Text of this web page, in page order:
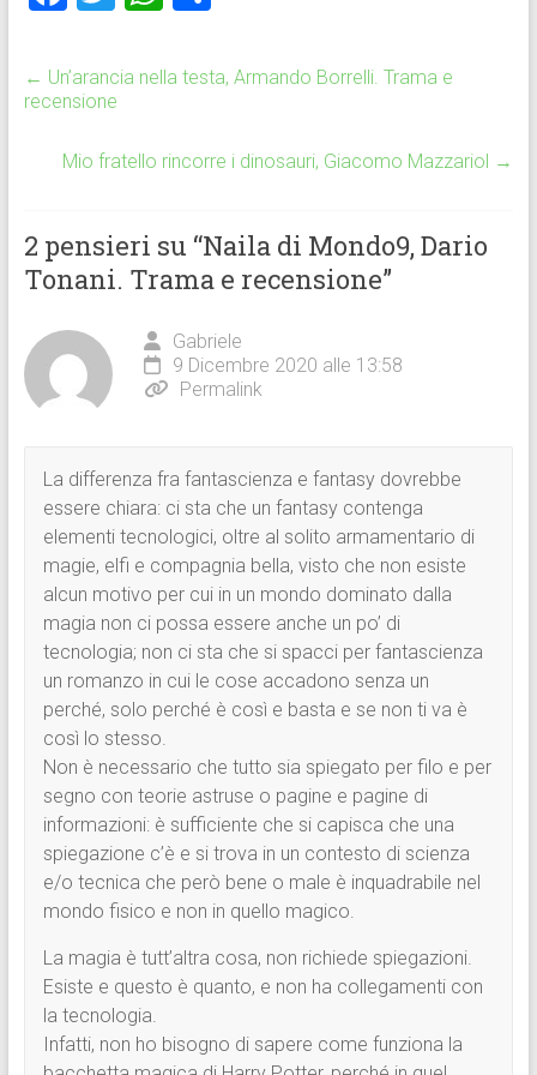
ce
b
o
ok
tt
er
at
A
p
n
vi
di
← Un’arancia nella testa, Armando Borrelli. Trama e
recensione
Mio fratello rincorre i dinosauri, Giacomo Mazzariol →
2 pensieri su “Naila di Mondo9, Dario
Tonani. Trama e recensione”
Gabriele
9 Dicembre 2020 alle 13:58
Permalink
La differenza fra fantascienza e fantasy dovrebbe
essere chiara: ci sta che un fantasy contenga
elementi tecnologici, oltre al solito armamentario di
magie, elfi e compagnia bella, visto che non esiste
alcun motivo per cui in un mondo dominato dalla
magia non ci possa essere anche un po’ di
tecnologia; non ci sta che si spacci per fantascienza
un romanzo in cui le cose accadono senza un
perché, solo perché è così e basta e se non ti va è
così lo stesso.
Non è necessario che tutto sia spiegato per filo e per
segno con teorie astruse o pagine e pagine di
informazioni: è sufficiente che si capisca che una
spiegazione c’è e si trova in un contesto di scienza
e/o tecnica che però bene o male è inquadrabile nel
mondo fisico e non in quello magico.
La magia è tutt’altra cosa, non richiede spiegazioni.
Esiste e questo è quanto, e non ha collegamenti con
la tecnologia.
Infatti, non ho bisogno di sapere come funziona la